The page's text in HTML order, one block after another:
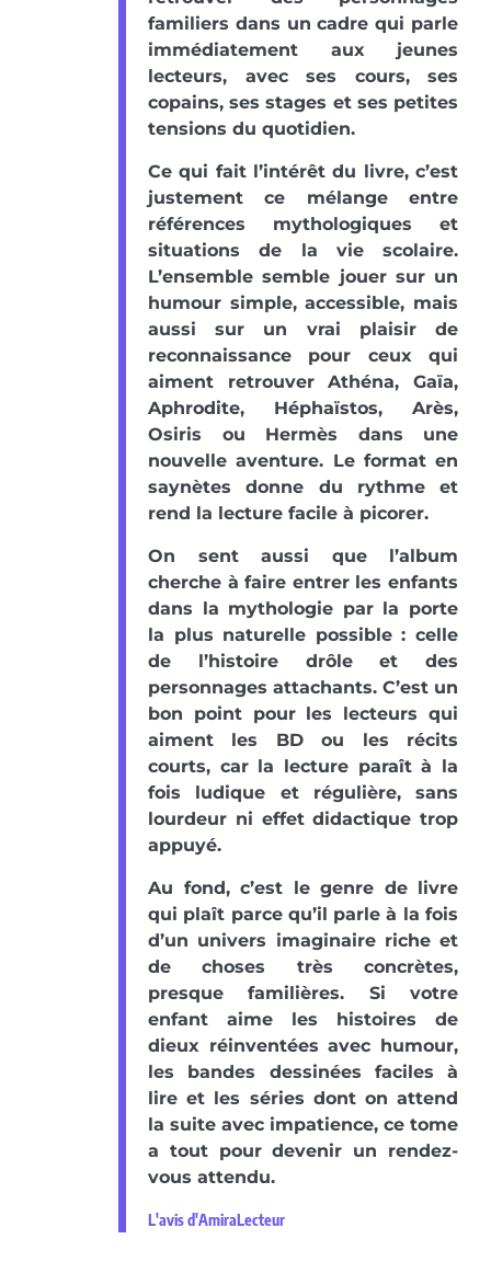
familiers dans un cadre qui parle
immédiatement aux jeunes
lecteurs, avec ses cours, ses
copains, ses stages et ses petites
tensions du quotidien.
Ce qui fait l’intérêt du livre, c’est
justement ce mélange entre
références mythologiques et
situations de la vie scolaire.
L’ensemble semble jouer sur un
humour simple, accessible, mais
aussi sur un vrai plaisir de
reconnaissance pour ceux qui
aiment retrouver Athéna, Gaïa,
Aphrodite, Héphaïstos, Arès,
Osiris ou Hermès dans une
nouvelle aventure. Le format en
saynètes donne du rythme et
rend la lecture facile à picorer.
On sent aussi que l’album
cherche à faire entrer les enfants
dans la mythologie par la porte
la plus naturelle possible : celle
de l’histoire drôle et des
personnages attachants. C’est un
bon point pour les lecteurs qui
aiment les BD ou les récits
courts, car la lecture paraît à la
fois ludique et régulière, sans
lourdeur ni effet didactique trop
appuyé.
Au fond, c’est le genre de livre
qui plaît parce qu’il parle à la fois
d’un univers imaginaire riche et
de choses très concrètes,
presque familières. Si votre
enfant aime les histoires de
dieux réinventées avec humour,
les bandes dessinées faciles à
lire et les séries dont on attend
la suite avec impatience, ce tome
a tout pour devenir un rendez-
vous attendu.
L'avis d'AmiraLecteur